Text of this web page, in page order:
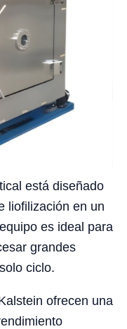
está diseñado
liofilización en un
es ideal para
grandes
ciclo.
ofrecen una